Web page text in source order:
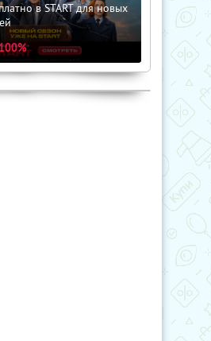
в START для новых